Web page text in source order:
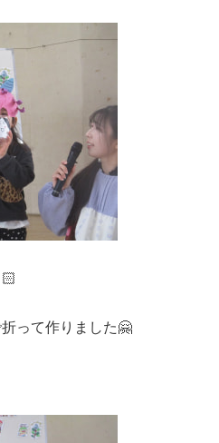
って作りました🤗